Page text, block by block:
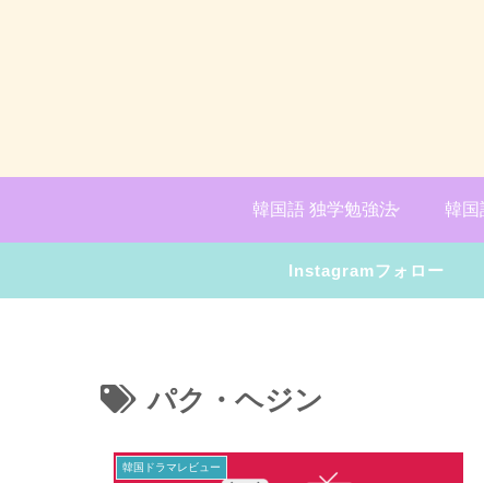
韓国語 独学勉強法 韓国
Instagramフォロー
パク・ヘジン
韓国ドラマレビュー